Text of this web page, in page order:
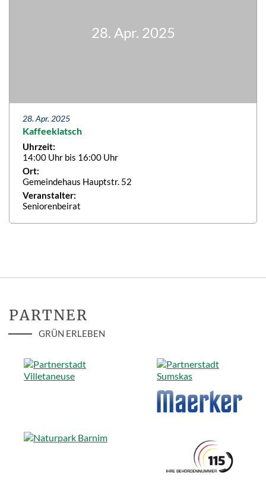
28. Apr. 2025
28. Apr. 2025
Kaffeeklatsch
Uhrzeit:
14:00 Uhr bis 16:00 Uhr
Ort:
Gemeindehaus Hauptstr. 52
Veranstalter:
Seniorenbeirat
PARTNER
GRÜN ERLEBEN